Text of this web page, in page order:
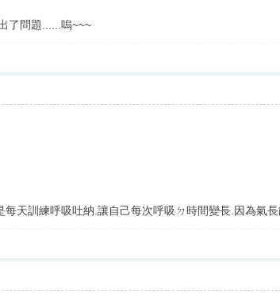
了問題......嗚~~~
天訓練呼吸吐納.讓自己每次呼吸ㄉ時間變長.因為氣長